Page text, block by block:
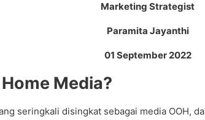
Marketing Strategist
Paramita Jayanthi
01 September 2022
Media?
seringkali disingkat sebagai media OOH,